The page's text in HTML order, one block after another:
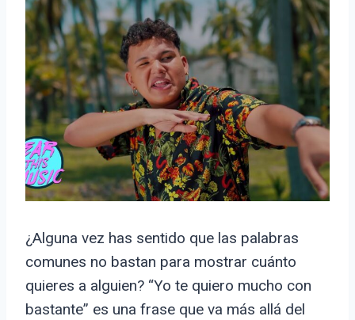
¿Alguna vez has sentido que las palabras
comunes no bastan para mostrar cuánto
quieres a alguien? “Yo te quiero mucho con
bastante” es una frase que va más allá del